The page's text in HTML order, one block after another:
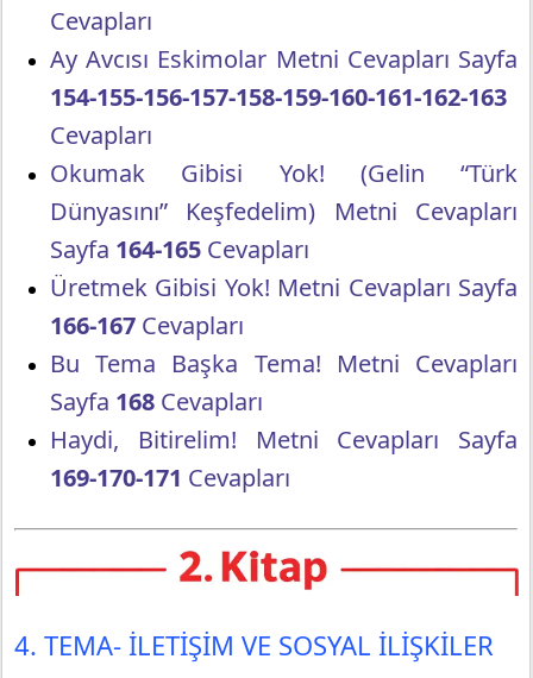
Cevapları
Ay Avcısı Eskimolar Metni Cevapları Sayfa
154-155-156-157-158-159-160-161-162-163
Cevapları
Okumak Gibisi Yok! (Gelin “Türk
Dünyasını” Keşfedelim) Metni Cevapları
Sayfa 164-165 Cevapları
Üretmek Gibisi Yok! Metni Cevapları Sayfa
166-167 Cevapları
Bu Tema Başka Tema! Metni Cevapları
Sayfa 168 Cevapları
Haydi, Bitirelim! Metni Cevapları Sayfa
169-170-171 Cevapları
4. TEMA- İLETİŞİM VE SOSYAL İLİŞKİLER